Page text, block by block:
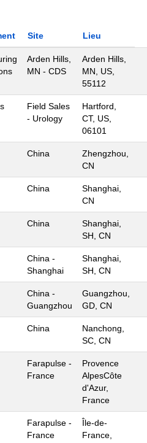
Site Lieu
Arden Hills,
MN - CDS
Arden Hills,
MN, US,
55112
Field Sales
- Urology
Hartford,
CT, US,
06101
China
Zhengzhou,
CN
China
Shanghai,
CN
China
Shanghai,
SH, CN
China -
Shanghai
Shanghai,
SH, CN
China -
Guangzhou
Guangzhou,
GD, CN
China
Nanchong,
SC, CN
Farapulse -
France
Provence
AlpesCôte
d'Azur,
France
Farapulse -
France
Île-de-
France,